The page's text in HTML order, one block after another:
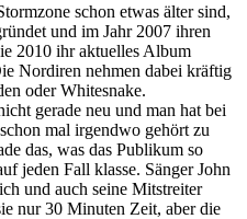
schon etwas älter sind,
und im Jahr 2007 ihren
2010 ihr aktuelles Album
Nordiren nehmen dabei kräftig
oder Whitesnake.
gerade neu und man hat bei
mal irgendwo gehört zu
das, was das Publikum so
jeden Fall klasse. Sänger John
und auch seine Mitstreiter
nur 30 Minuten Zeit, aber die